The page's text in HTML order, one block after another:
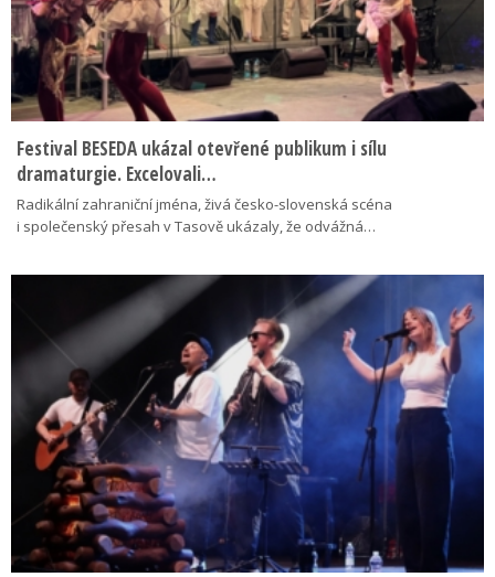
Festival BESEDA ukázal otevřené publikum i sílu
dramaturgie. Excelovali…
Radikální zahraniční jména, živá česko-slovenská scéna
i společenský přesah v Tasově ukázaly, že odvážná…